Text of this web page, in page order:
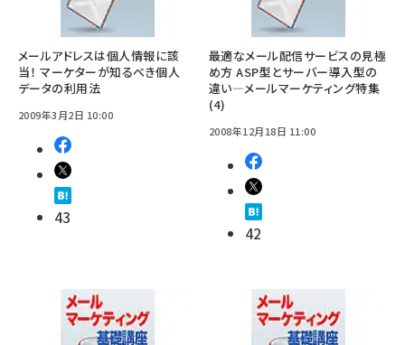
メールアドレスは個人情報に該
当！ マーケターが知るべき個人
データの利用法
2009年3月2日 10:00
43
最適なメール配信サービスの見極
め方 ASP型とサーバー導入型の
違い―メールマーケティング特集
(4)
2008年12月18日 11:00
42